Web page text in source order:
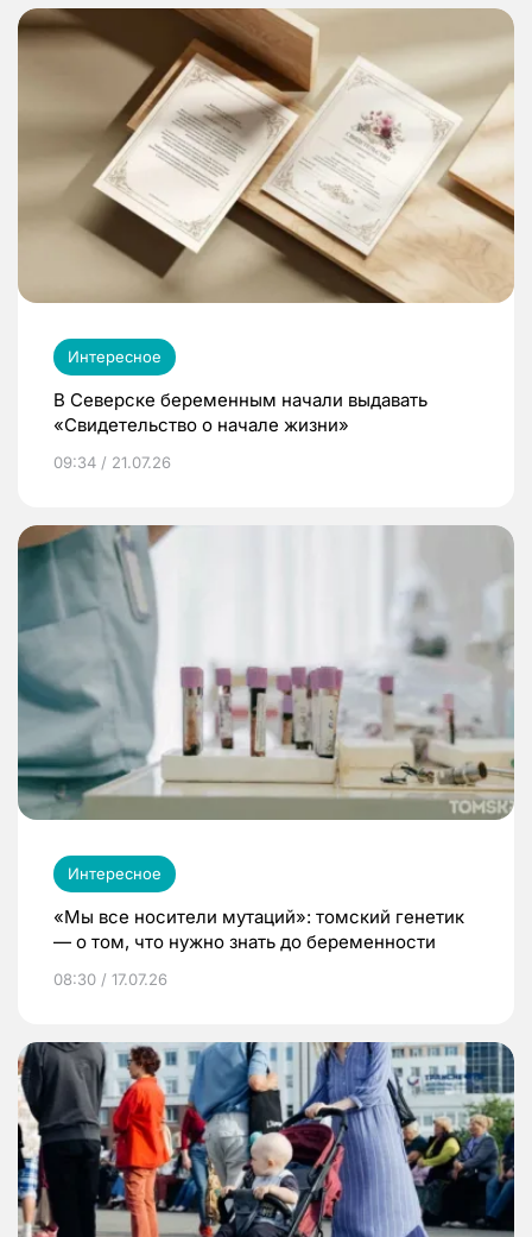
Интересное
В Северске беременным начали выдавать
«Свидетельство о начале жизни»
09:34 / 21.07.26
Интересное
«Мы все носители мутаций»: томский генетик
— о том, что нужно знать до беременности
08:30 / 17.07.26